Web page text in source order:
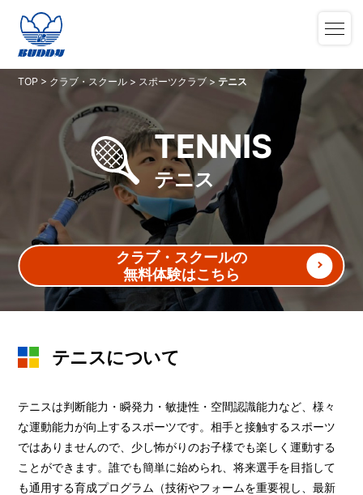
TOP > クラブ・スクール > スポーツクラブ > テニス
TENNIS
テニス
クラブ・スクールの
無料体験はこちら
テニスについて
テニスは判断能力・瞬発力・敏捷性・空間認識能力など、様々
な運動能力が向上するスポーツです。相手と接触するスポーツ
ではありませんので、少し怖がりのお子様でも楽しく運動する
ことができます。誰でも簡単に始められ、将来選手を目指して
も通用する育成プログラム（技術やフォームを重要視し、最新